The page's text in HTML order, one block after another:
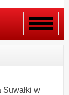
Włącz
menu
w